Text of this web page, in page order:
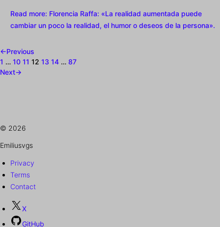
Read more: Florencia Raffa: «La realidad aumentada puede
cambiar un poco la realidad, el humor o deseos de la persona».
←Previous
1 … 10 11 12 13 14 … 87
Next→
© 2026
Emiliusvgs
Privacy
Terms
Contact
X
GitHub